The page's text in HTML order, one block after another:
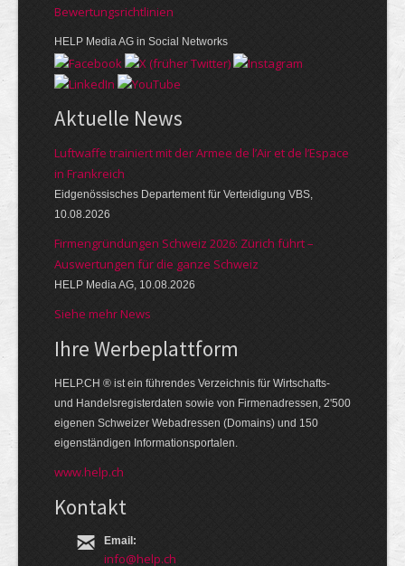
Bewer­tungs­richt­linien
HELP Media AG in Social Networks
Aktuelle News
Luftwaffe trainiert mit der Armee de l’Air et de l’Espace
in Frankreich
Eidgenössisches Departement für Verteidigung VBS,
10.08.2026
Firmengründungen Schweiz 2026: Zürich führt –
Auswertungen für die ganze Schweiz
HELP Media AG, 10.08.2026
Siehe mehr News
Ihre Werbe­platt­form
HELP.CH ® ist ein führendes Ver­zeich­nis für Wirt­schafts-
und Handels­register­daten so­wie von Firmen­adressen, 2'500
eige­nen Schweizer Web­adressen (Domains) und 150
eigen­ständigen Infor­mations­por­talen.
www.help.ch
Kontakt
Email:
info@help.ch